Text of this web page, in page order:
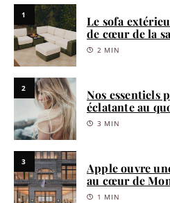
1
Le sofa
de cœur de la
2 MIN
2
Nos essentiels
éclatante au
3 MIN
3
Apple ouvre
au cœur de
1 MIN